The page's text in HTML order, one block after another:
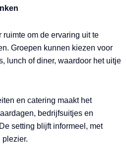
ruimte om de ervaring uit te
Groepen kunnen kiezen voor
lunch of diner, waardoor het uitje
en catering maakt het
bedrijfsuitjes en
setting blijft informeel, met
plezier.